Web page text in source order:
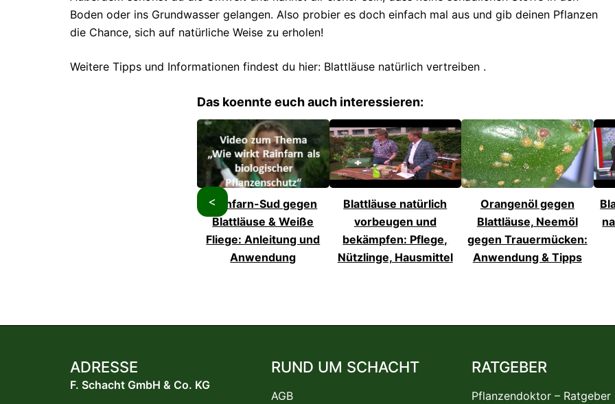
Boden oder ins Grundwasser gelangen. Also probier es doch einfach mal aus und gib deinen Pflanzen
die Chance, sich auf natürliche Weise zu erholen!
Weitere Tipps und Informationen findest du hier: Blattläuse natürlich vertreiben .
Das koennte euch auch interessieren:
Rainfarn-Sud gegen
Blattläuse & Weiße
Fliege: Anleitung und
Anwendung
Blattläuse natürlich
vorbeugen und
bekämpfen: Pflege,
Nützlinge, Hausmittel
Orangenöl gegen
Blattläuse, Neemöl
gegen Trauermücken:
Anwendung & Tipps
<
ADRESSE
F. Schacht GmbH & Co. KG
RUND UM SCHACHT
AGB
RATGEBER
Pflanzendoktor – Ratgeber